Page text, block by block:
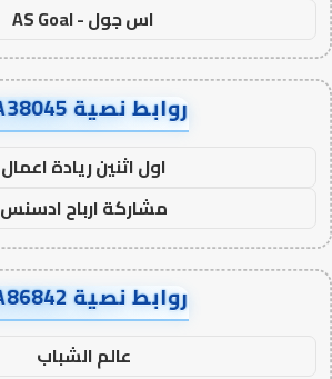
اس جول - AS Goal
روابط نصية AA38045
اول اثنين ريادة اعمال
مشاركة ارباح ادسنس
روابط نصية AA86842
عالم الشباب